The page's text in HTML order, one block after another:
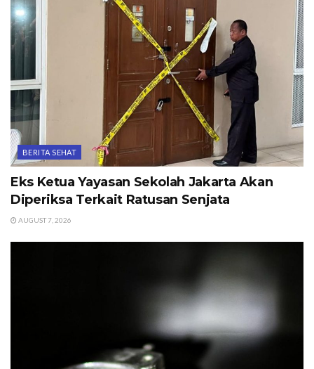
BERITA SEHAT
Eks Ketua Yayasan Sekolah Jakarta Akan
Diperiksa Terkait Ratusan Senjata
AUGUST 7, 2026